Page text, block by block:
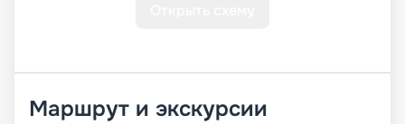
Маршрут и экскурсии